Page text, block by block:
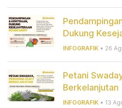
Dukung
INFOGRAFIK • 26
Petani
Berkelanjutan
INFOGRAFIK • 13